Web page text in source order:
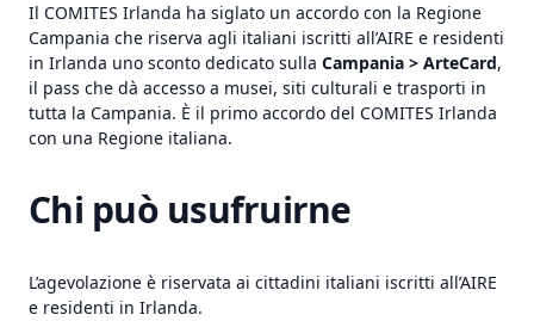
Il COMITES Irlanda ha siglato un accordo con la Regione
Campania che riserva agli italiani iscritti all’AIRE e residenti
in Irlanda uno sconto dedicato sulla Campania > ArteCard,
il pass che dà accesso a musei, siti culturali e trasporti in
tutta la Campania. È il primo accordo del COMITES Irlanda
con una Regione italiana.
Chi può usufruirne
L’agevolazione è riservata ai cittadini italiani iscritti all’AIRE
e residenti in Irlanda.